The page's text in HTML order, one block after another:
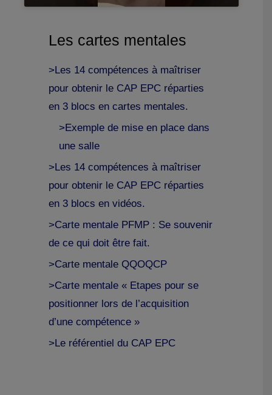
Les cartes mentales
>Les 14 compétences à maîtriser
pour obtenir le CAP EPC réparties
en 3 blocs en cartes mentales.
>Exemple de mise en place dans
une salle
>Les 14 compétences à maîtriser
pour obtenir le CAP EPC réparties
en 3 blocs en vidéos.
>Carte mentale PFMP : Se souvenir
de ce qui doit être fait.
>Carte mentale QQOQCP
>Carte mentale « Etapes pour se
positionner lors de l’acquisition
d’une compétence »
>Le référentiel du CAP EPC